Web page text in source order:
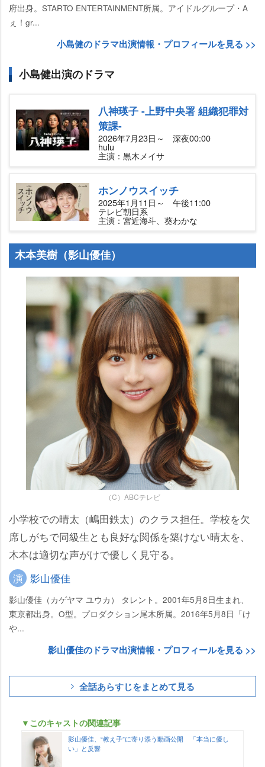
府出身。STARTO ENTERTAINMENT所属。アイドルグループ・A
ぇ！gr...
小島健のドラマ出演情報・プロフィールを見る >>
小島健出演のドラマ
八神瑛子 -上野中央署 組織犯罪対
策課-
2026年7月23日～ 深夜00:00
hulu
主演：黒木メイサ
ホンノウスイッチ
2025年1月11日～ 午後11:00
テレビ朝日系
主演：宮近海斗、葵わかな
木本美樹（影山優佳）
（C）ABCテレビ
小学校での晴太（嶋田鉄太）のクラス担任。学校を欠
席しがちで同級生とも良好な関係を築けない晴太を、
木本は適切な声がけで優しく見守る。
演 影山優佳
影山優佳（カゲヤマ ユウカ） タレント。2001年5月8日生まれ、
東京都出身。O型。プロダクション尾木所属。2016年5月8日「け
...
影山優佳のドラマ出演情報・プロフィールを見る >>
全話あらすじをまとめて見る
▼このキャストの関連記事
影山優佳、“教え子”に寄り添う動画公開 「本当に優し
い」と反響